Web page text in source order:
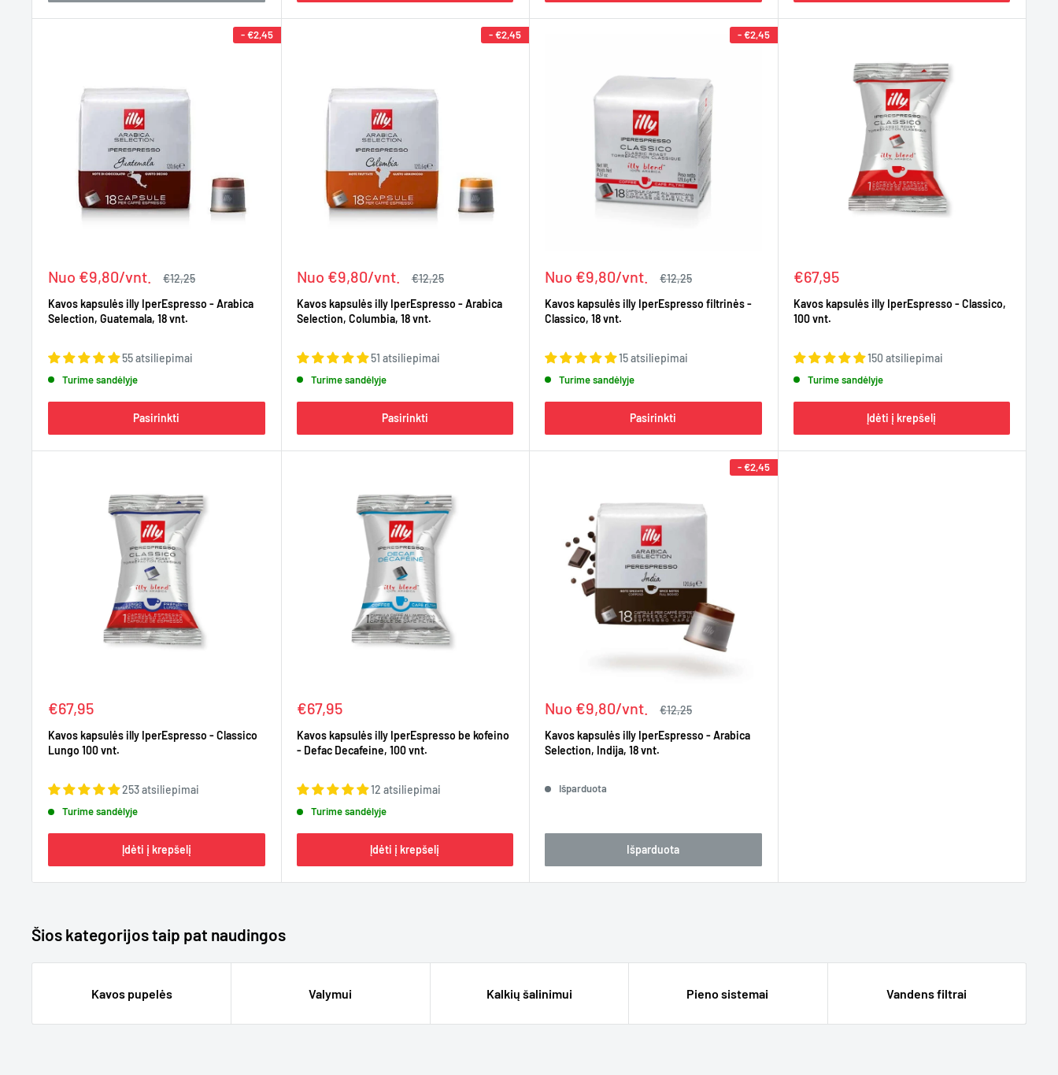
-€2,45
Kaina
Nuo €9,80/vnt.
Įprasta
€12,25
Kavos kapsulės illy IperEspresso - Arabica
Selection, Guatemala, 18 vnt.
55 atsiliepimai
Turime sandėlyje
Pasirinkti
-€2,45
Kaina
Nuo €9,80/vnt.
Įprasta
€12,25
Kavos kapsulės illy IperEspresso - Arabica
Selection, Columbia, 18 vnt.
51 atsiliepimai
Turime sandėlyje
Pasirinkti
-€2,45
Kaina
Nuo €9,80/vnt.
Įprasta
€12,25
Kavos kapsulės illy IperEspresso filtrinės -
Classico, 18 vnt.
15 atsiliepimai
Turime sandėlyje
Pasirinkti
Kaina
€67,95
Kavos kapsulės illy IperEspresso - Classico,
100 vnt.
150 atsiliepimai
Turime sandėlyje
Įdėti į krepšelį
Kaina
€67,95
Kavos kapsulės illy IperEspresso - Classico
Lungo 100 vnt.
253 atsiliepimai
Turime sandėlyje
Įdėti į krepšelį
Kaina
€67,95
Kavos kapsulės illy IperEspresso be kofeino
- Defac Decafeine, 100 vnt.
12 atsiliepimai
Turime sandėlyje
Įdėti į krepšelį
-€2,45
Kaina
Nuo €9,80/vnt.
Įprasta
€12,25
Kavos kapsulės illy IperEspresso - Arabica
Selection, Indija, 18 vnt.
Išparduota
Išparduota
Šios kategorijos taip pat naudingos
Kavos pupelės Valymui Kalkių šalinimui Pieno sistemai Vandens filtrai